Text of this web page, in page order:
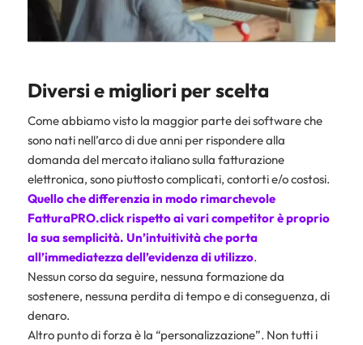
Diversi e migliori per scelta
Come abbiamo visto la maggior parte dei software che
sono nati nell’arco di due anni per rispondere alla
domanda del mercato italiano sulla fatturazione
elettronica, sono piuttosto complicati, contorti e/o costosi.
Quello che differenzia in modo rimarchevole
FatturaPRO.click rispetto ai vari competitor è proprio
la sua semplicità. Un’intuitività che porta
all’immediatezza dell’evidenza di utilizzo.
Nessun corso da seguire, nessuna formazione da
sostenere, nessuna perdita di tempo e di conseguenza, di
denaro.
Altro punto di forza è la “personalizzazione”. Non tutti i